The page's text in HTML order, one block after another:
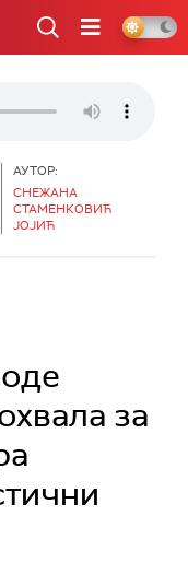
АУТОР:
СНЕЖАНА
СТАМЕНКОВИЋ
ЈОЈИЋ
за